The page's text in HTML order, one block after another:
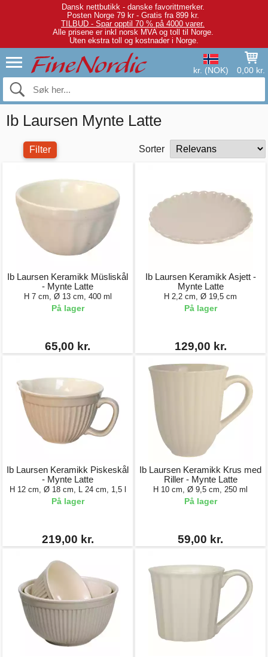
Dansk nettbutikk - danske favorittmerker.
Posten Norge 79 kr - Gratis fra 899 kr.
TILBUD - Spar opptil 70 % på 4000 varer.
Alle prisene er inkl norsk MVA og toll til Norge.
Uten ekstra toll og kostnader i Norge.
kr. (NOK) 0,00 kr.
Ib Laursen Mynte Latte
Filter Sorter
Ib Laursen Keramikk Müsliskål
- Mynte Latte
H 7 cm, Ø 13 cm, 400 ml
På lager
65,00 kr.
Ib Laursen Keramikk Asjett -
Mynte Latte
H 2,2 cm, Ø 19,5 cm
På lager
129,00 kr.
Ib Laursen Keramikk Piskeskål
- Mynte Latte
H 12 cm, Ø 18 cm, L 24 cm, 1,5 l
På lager
219,00 kr.
Ib Laursen Keramikk Krus med
Riller - Mynte Latte
H 10 cm, Ø 9,5 cm, 250 ml
På lager
59,00 kr.